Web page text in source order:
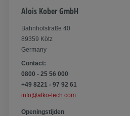
Alois Kober GmbH
Bahnhofstraße 40
89359 Kötz
Germany
Contact:
0800 - 25 56 000
+49 8221 - 97 92 61
info@alko-tech.com
Openingstijden